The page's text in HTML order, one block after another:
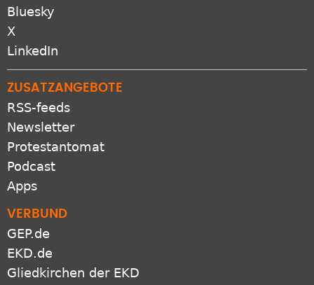
Bluesky
X
LinkedIn
ZUSATZANGEBOTE
RSS-feeds
Newsletter
Protestantomat
Podcast
Apps
VERBUND
GEP.de
EKD.de
Gliedkirchen der EKD